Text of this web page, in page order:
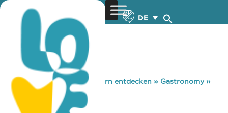
DE
You are here: Home »Zypern entdecken » Gastronomy»
INSPOT NICOSIA